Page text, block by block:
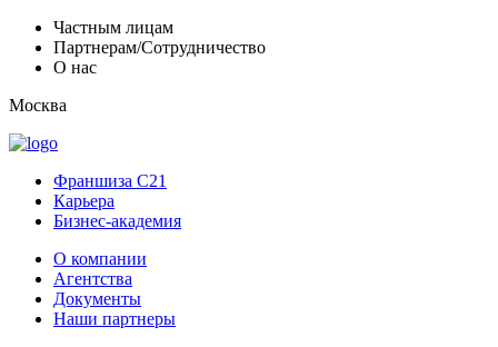
Частным лицам
Партнерам/Сотрудничество
О нас
Москва
Франшиза C21
Карьера
Бизнес-академия
О компании
Агентства
Документы
Наши партнеры